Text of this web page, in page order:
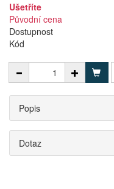
Ušetříte
Původní cena
Dostupnost
Kód
Popis
Dotaz